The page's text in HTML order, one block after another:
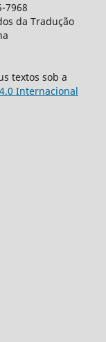
7968
da Tradução
textos sob a
Internacional